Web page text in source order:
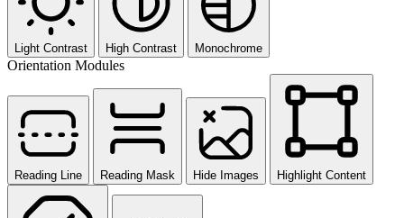
Light Contrast High Contrast Monochrome
Orientation Modules
Reading Line Reading Mask Hide Images Highlight Content